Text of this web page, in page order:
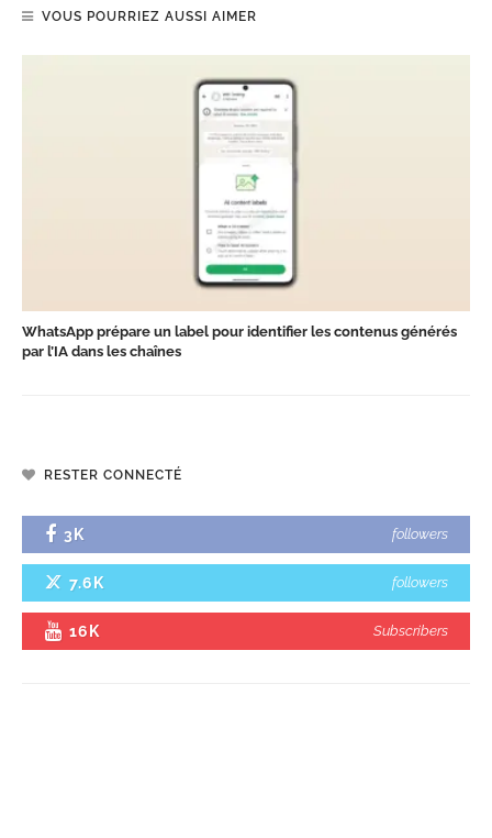
VOUS POURRIEZ AUSSI AIMER
WhatsApp prépare un label pour identifier les contenus générés
par l’IA dans les chaînes
RESTER CONNECTÉ
3K followers
7.6K followers
16K Subscribers